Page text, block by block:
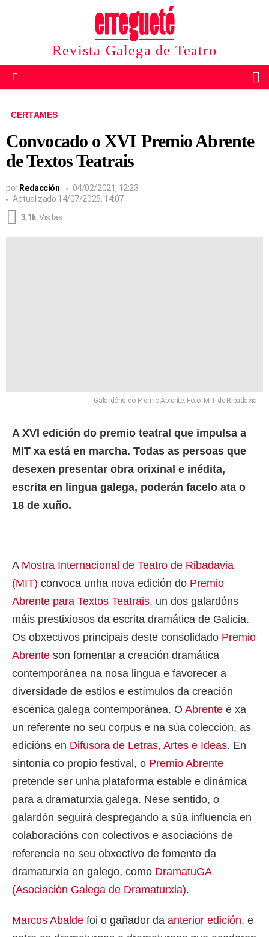
Revista Galega de Teatro
CERTAMES
Convocado o XVI Premio Abrente
de Textos Teatrais
por Redacción
04/02/2021, 12:23
Actualizado 14/07/2025, 14:07
3.1k Vistas
Galardóns do Premio Abrente. Foto: MIT de Ribadavia
A XVI edición do premio teatral que impulsa a
MIT xa está en marcha. Todas as persoas que
desexen presentar obra orixinal e inédita,
escrita en lingua galega, poderán facelo ata o
18 de xuño.
A Mostra Internacional de Teatro de Ribadavia
(MIT) convoca unha nova edición do Premio
Abrente para Textos Teatrais, un dos galardóns
máis prestixiosos da escrita dramática de Galicia.
Os obxectivos principais deste consolidado Premio
Abrente son fomentar a creación dramática
contemporánea na nosa lingua e favorecer a
diversidade de estilos e estímulos da creación
escénica galega contemporánea. O Abrente é xa
un referente no seu corpus e na súa colección, as
edicións en Difusora de Letras, Artes e Ideas. En
sintonía co propio festival, o Premio Abrente
pretende ser unha plataforma estable e dinámica
para a dramaturxia galega. Nese sentido, o
galardón seguirá despregando a súa influencia en
colaboracións con colectivos e asociacións de
referencia no seu obxectivo de fomento da
dramaturxia en galego, como DramatuGA
(Asociación Galega de Dramaturxia).
Marcos Abalde foi o gañador da anterior edición, e